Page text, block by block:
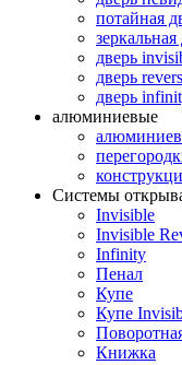
потайная
зеркальная
дверь
дверь
дверь
алюминиевые
Системы
Invisible
Invisible
Infinity
Пенал
Купе
Купе
Книжка